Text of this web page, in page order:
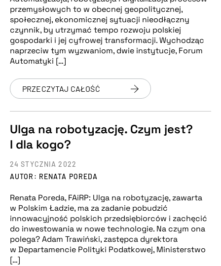
przemysłowych to w obecnej geopolitycznej,
społecznej, ekonomicznej sytuacji nieodłączny
czynnik, by utrzymać tempo rozwoju polskiej
gospodarki i jej cyfrowej transformacji. Wychodząc
naprzeciw tym wyzwaniom, dwie instytucje, Forum
Automatyki […]
PRZECZYTAJ CAŁOŚĆ
Ulga na robotyzację. Czym jest?
I dla kogo?
AUTOR: RENATA POREDA
24 STYCZNIA 2022
Renata Poreda, FAiRP: Ulga na robotyzację, zawarta
w Polskim Ładzie, ma za zadanie pobudzić
innowacyjność polskich przedsiębiorców i zachęcić
do inwestowania w nowe technologie. Na czym ona
polega? Adam Trawiński, zastępca dyrektora
w Departamencie Polityki Podatkowej, Ministerstwo
[…]